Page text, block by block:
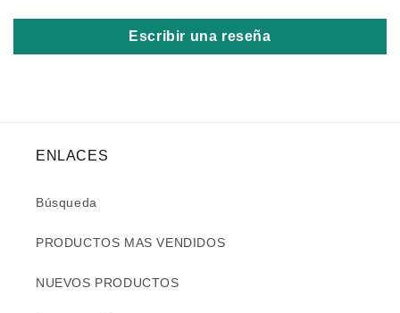
Escribir una reseña
ENLACES
Búsqueda
PRODUCTOS MAS VENDIDOS
NUEVOS PRODUCTOS